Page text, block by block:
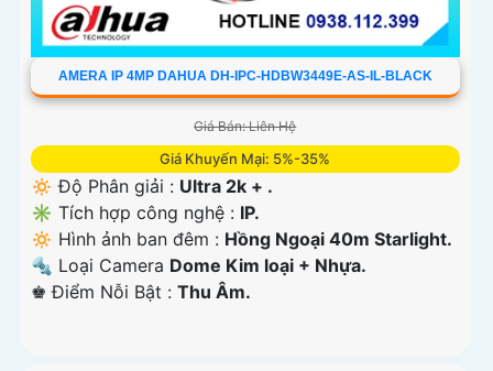
AMERA IP 4MP DAHUA DH-IPC-HDBW3449E-AS-IL-BLACK
Giá Bán: Liên Hệ
Giá Khuyến Mại: 5%-35%
🔅 Độ Phân giải : Ultra 2k + .
✳️ Tích hợp công nghệ : IP.
🔅 Hình ảnh ban đêm : Hồng Ngoại 40m Starlight.
🔩 Loại Camera Dome Kim loại + Nhựa.
️♚ Điểm Nỗi Bật : Thu Âm.